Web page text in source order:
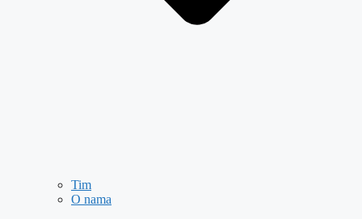
Tim
O nama